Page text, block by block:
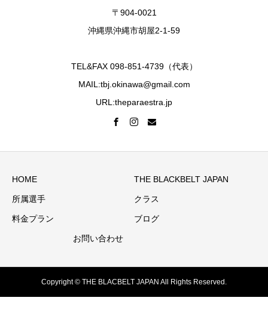
〒904-0021
沖縄県沖縄市胡屋2-1-59
TEL&FAX 098-851-4739（代表）
MAIL:tbj.okinawa@gmail.com
URL:theparaestra.jp
HOME THE BLACKBELT JAPAN
所属選手 クラス
料金プラン ブログ
お問い合わせ
Copyright © THE BLACBELT JAPAN All Rights Reserved.